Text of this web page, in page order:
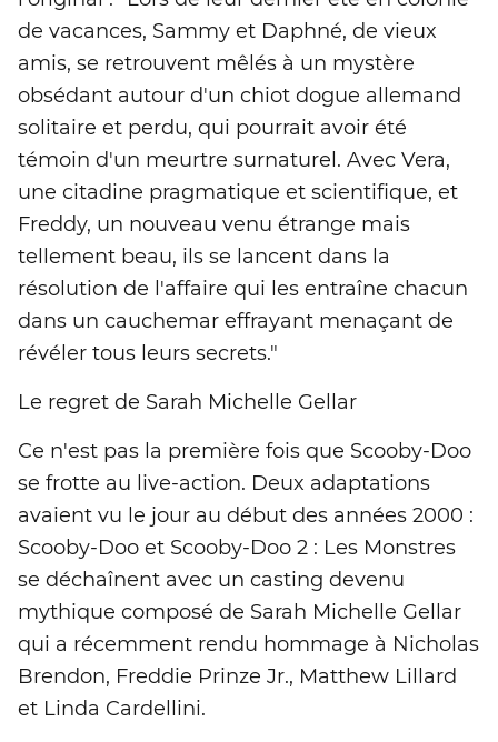
de vacances, Sammy et Daphné, de vieux
amis, se retrouvent mêlés à un mystère
obsédant autour d'un chiot dogue allemand
solitaire et perdu, qui pourrait avoir été
témoin d'un meurtre surnaturel. Avec Vera,
une citadine pragmatique et scientifique, et
Freddy, un nouveau venu étrange mais
tellement beau, ils se lancent dans la
résolution de l'affaire qui les entraîne chacun
dans un cauchemar effrayant menaçant de
révéler tous leurs secrets."
Le regret de Sarah Michelle Gellar
Ce n'est pas la première fois que Scooby-Doo
se frotte au live-action. Deux adaptations
avaient vu le jour au début des années 2000 :
Scooby-Doo et Scooby-Doo 2 : Les Monstres
se déchaînent avec un casting devenu
mythique composé de Sarah Michelle Gellar
qui a récemment rendu hommage à Nicholas
Brendon, Freddie Prinze Jr., Matthew Lillard
et Linda Cardellini.